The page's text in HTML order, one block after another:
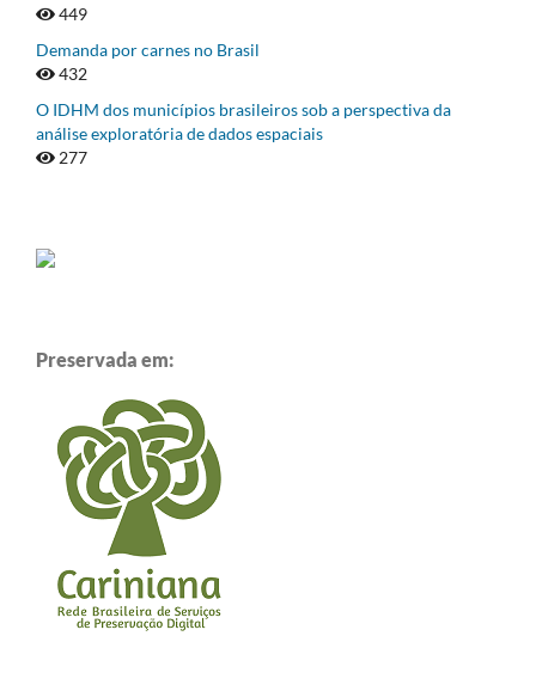
449
Demanda por carnes no Brasil
432
O IDHM dos municípios brasileiros sob a perspectiva da
análise exploratória de dados espaciais
277
Preservada em: